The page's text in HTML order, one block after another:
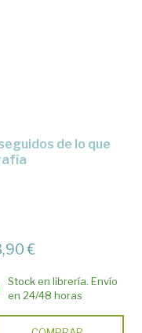
€
Stock en librería. Envío
en 24/48 horas